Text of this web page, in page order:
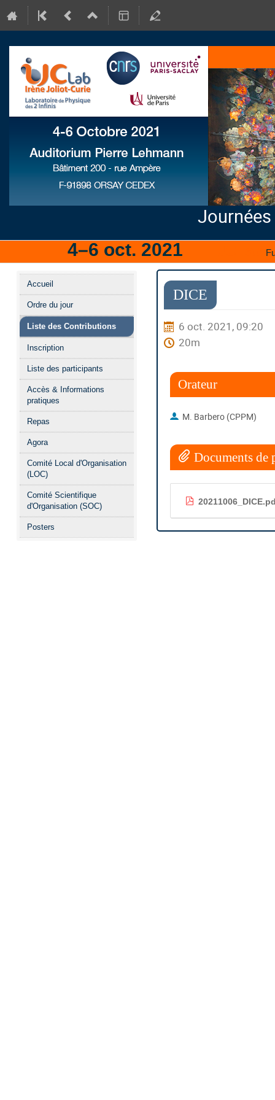
Journées
4–6 oct. 2021
Menu
de
l'événement
Accueil
Ordre du jour
Liste des Contributions
Inscription
Liste des participants
Accès & Informations
pratiques
Repas
Agora
Comité Local d'Organisation
(LOC)
Comité Scientifique
d'Organisation (SOC)
Posters
DICE
6 oct. 2021, 09:20
20m
Orateur
M. Barbero (CPPM)
Documents de